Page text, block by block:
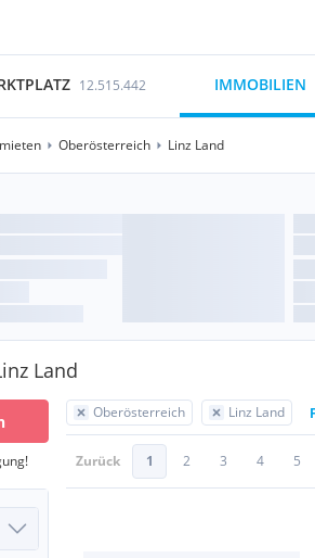
12.515.442 IMMOBILIEN
Oberösterreich Linz Land
Land
Oberösterreich Linz Land
Zurück 1 2 3 4 5